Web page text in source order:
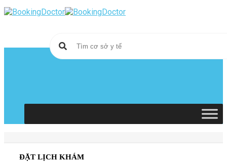
Skip
to
ĐẶT LỊCH KHÁM